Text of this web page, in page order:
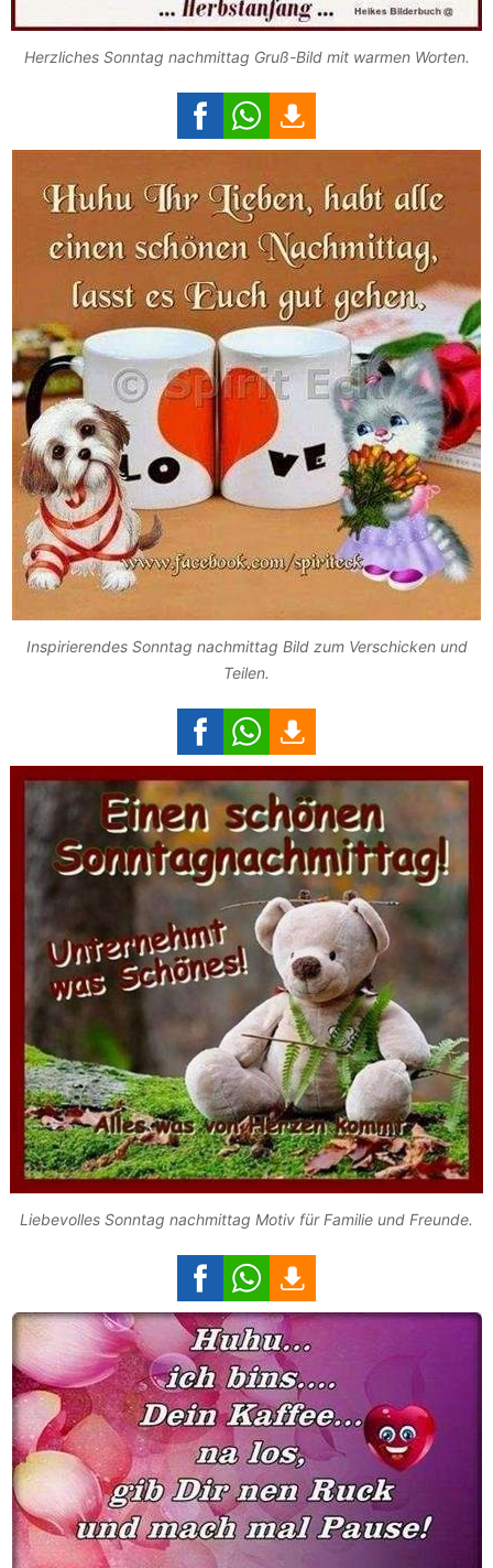
Herzliches Sonntag nachmittag Gruß-Bild mit warmen Worten.
Inspirierendes Sonntag nachmittag Bild zum Verschicken und
Teilen.
Liebevolles Sonntag nachmittag Motiv für Familie und Freunde.